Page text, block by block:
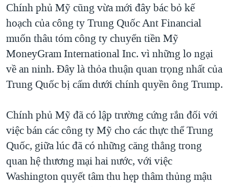
Chính phủ Mỹ cũng vừa mới đây bác bỏ kế
hoạch của công ty Trung Quốc Ant Financial
muốn thâu tóm công ty chuyển tiền Mỹ
MoneyGram International Inc. vì những lo ngại
về an ninh. Đây là thỏa thuận quan trọng nhất của
Trung Quốc bị cấm dưới chính quyền ông Trump.
Chính phủ Mỹ đã có lập trường cứng rắn đối với
việc bán các công ty Mỹ cho các thực thể Trung
Quốc, giữa lúc đã có những căng thẳng trong
quan hệ thương mại hai nước, với việc
Washington quyết tâm thu hẹp thâm thủng mậu